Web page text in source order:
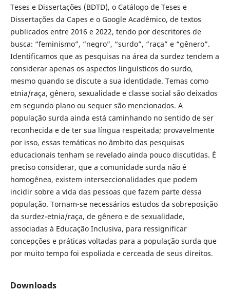
Teses e Dissertações (BDTD), o Catálogo de Teses e
Dissertações da Capes e o Google Acadêmico, de textos
publicados entre 2016 e 2022, tendo por descritores de
busca: “feminismo”, “negro”, “surdo”, “raça” e “gênero”.
Identificamos que as pesquisas na área da surdez tendem a
considerar apenas os aspectos linguísticos do surdo,
mesmo quando se discute a sua identidade. Temas como
etnia/raça, gênero, sexualidade e classe social são deixados
em segundo plano ou sequer são mencionados. A
população surda ainda está caminhando no sentido de ser
reconhecida e de ter sua língua respeitada; provavelmente
por isso, essas temáticas no âmbito das pesquisas
educacionais tenham se revelado ainda pouco discutidas. É
preciso considerar, que a comunidade surda não é
homogênea, existem interseccionalidades que podem
incidir sobre a vida das pessoas que fazem parte dessa
população. Tornam-se necessários estudos da sobreposição
da surdez-etnia/raça, de gênero e de sexualidade,
associadas à Educação Inclusiva, para ressignificar
concepções e práticas voltadas para a população surda que
por muito tempo foi espoliada e cerceada de seus direitos.
Downloads